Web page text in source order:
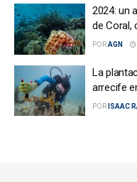
2024: un
de Coral,
PORAGN
La
arrecife
POR ISAAC